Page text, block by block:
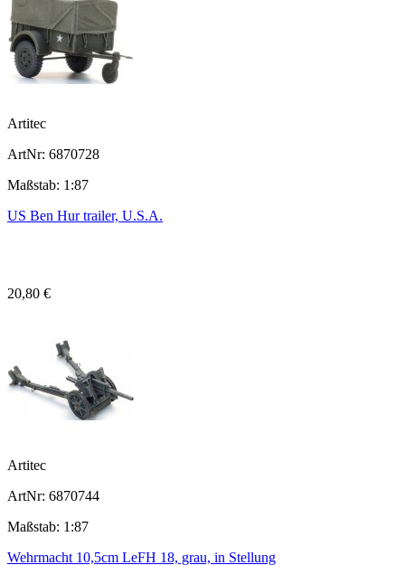
Artitec
ArtNr: 6870728
Maßstab: 1:87
US Ben Hur trailer, U.S.A.
20,80 €
Artitec
ArtNr: 6870744
Maßstab: 1:87
Wehrmacht 10,5cm LeFH 18, grau, in Stellung